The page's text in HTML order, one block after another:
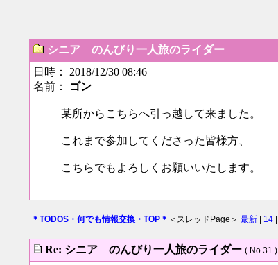
シニア のんびり一人旅のライダー
日時： 2018/12/30 08:46
名前：
ゴン
某所からこちらへ引っ越して来ました。
これまで参加してくださった皆様方、
こちらでもよろしくお願いいたします。
＊TODOS・何でも情報交換・TOP＊ ＜スレッドPage＞ 最新| 14|
Re: シニア のんびり一人旅のライダー ( No.31 )